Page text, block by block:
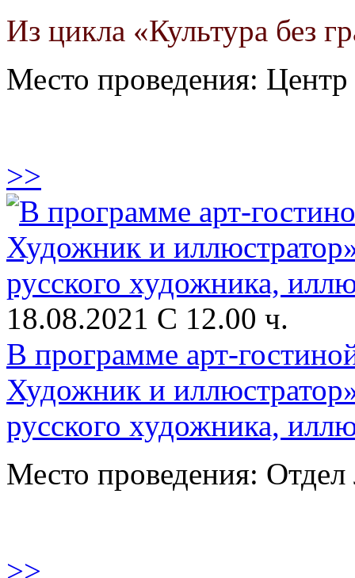
Из цикла «Культура без
Место проведения:
>>
18.08.2021 С 12.00 ч.
В программе арт-
Художник и
русского художника,
Место проведения: Отдел
>>